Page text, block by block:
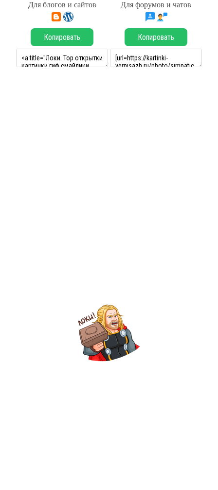
Для блогов и сайтов Для форумов и чатов
Копировать Копировать